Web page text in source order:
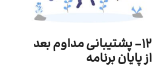
۱۲- پشتیبانی مداوم بعد
از پایان برنامه